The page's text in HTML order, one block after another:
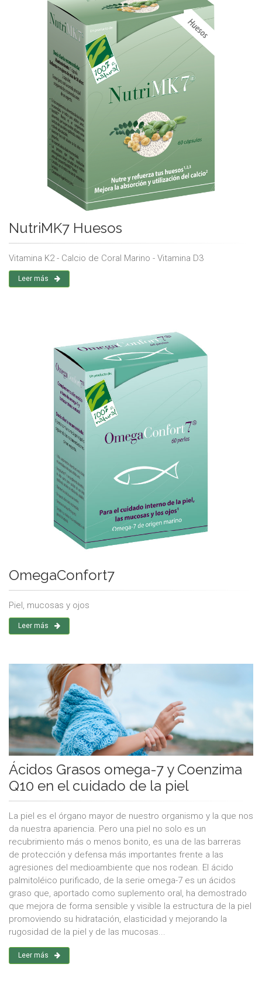
NutriMK7 Huesos
Vitamina K2 - Calcio de Coral Marino - Vitamina D3
Leer más
OmegaConfort7
Piel, mucosas y ojos
Leer más
Ácidos Grasos omega-7 y Coenzima
Q10 en el cuidado de la piel
La piel es el órgano mayor de nuestro organismo y la que nos
da nuestra apariencia. Pero una piel no solo es un
recubrimiento más o menos bonito, es una de las barreras
de protección y defensa más importantes frente a las
agresiones del medioambiente que nos rodean. El ácido
palmitoléico purificado, de la serie omega-7 es un ácidos
graso que, aportado como suplemento oral, ha demostrado
que mejora de forma sensible y visible la estructura de la piel
promoviendo su hidratación, elasticidad y mejorando la
rugosidad de la piel y de las mucosas...
Leer más